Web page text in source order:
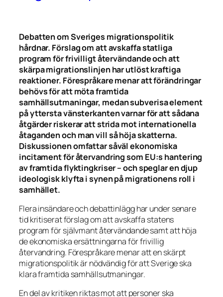
Debatten om Sveriges migrationspolitik
hårdnar. Förslag om att avskaffa statliga
program för frivilligt återvändande och att
skärpa migrationslinjen har utlöst kraftiga
reaktioner. Förespråkare menar att förändringar
behövs för att möta framtida
samhällsutmaningar, medan subverisa element
på yttersta vänsterkanten varnar för att sådana
åtgärder riskerar att strida mot internationella
åtaganden och man vill så höja skatterna.
Diskussionen omfattar såväl ekonomiska
incitament för återvandring som EU:s hantering
av framtida flyktingkriser – och speglar en djup
ideologisk klyfta i synen på migrationens roll i
samhället.
Flera insändare och debattinlägg har under senare
tid kritiserat förslag om att avskaffa statens
program för självmant återvändande samt att höja
de ekonomiska ersättningarna för frivillig
återvandring. Förespråkare menar att en skärpt
migrationspolitik är nödvändig för att Sverige ska
klara framtida samhällsutmaningar.
En del av kritiken riktas mot att personer ska